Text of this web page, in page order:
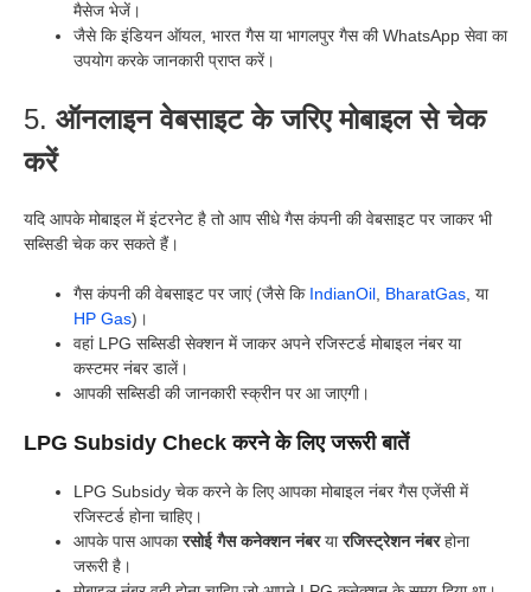
मैसेज भेजें।
जैसे कि इंडियन ऑयल, भारत गैस या भागलपुर गैस की WhatsApp सेवा का
उपयोग करके जानकारी प्राप्त करें।
5. ऑनलाइन वेबसाइट के जरिए मोबाइल से चेक
करें
यदि आपके मोबाइल में इंटरनेट है तो आप सीधे गैस कंपनी की वेबसाइट पर जाकर भी
सब्सिडी चेक कर सकते हैं।
गैस कंपनी की वेबसाइट पर जाएं (जैसे कि IndianOil, BharatGas, या
HP Gas)।
वहां LPG सब्सिडी सेक्शन में जाकर अपने रजिस्टर्ड मोबाइल नंबर या
कस्टमर नंबर डालें।
आपकी सब्सिडी की जानकारी स्क्रीन पर आ जाएगी।
LPG Subsidy Check करने के लिए जरूरी बातें
LPG Subsidy चेक करने के लिए आपका मोबाइल नंबर गैस एजेंसी में
रजिस्टर्ड होना चाहिए।
आपके पास आपकारसोई गैस कनेक्शन नंबरयारजिस्ट्रेशन नंबरहोना
जरूरी है।